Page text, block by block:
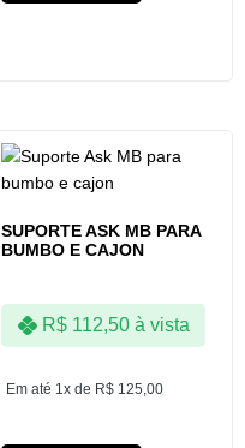
SUPORTE ASK MB PARA
BUMBO E CAJON
Em até 1x de R$ 125,00
R$112,50 à vista